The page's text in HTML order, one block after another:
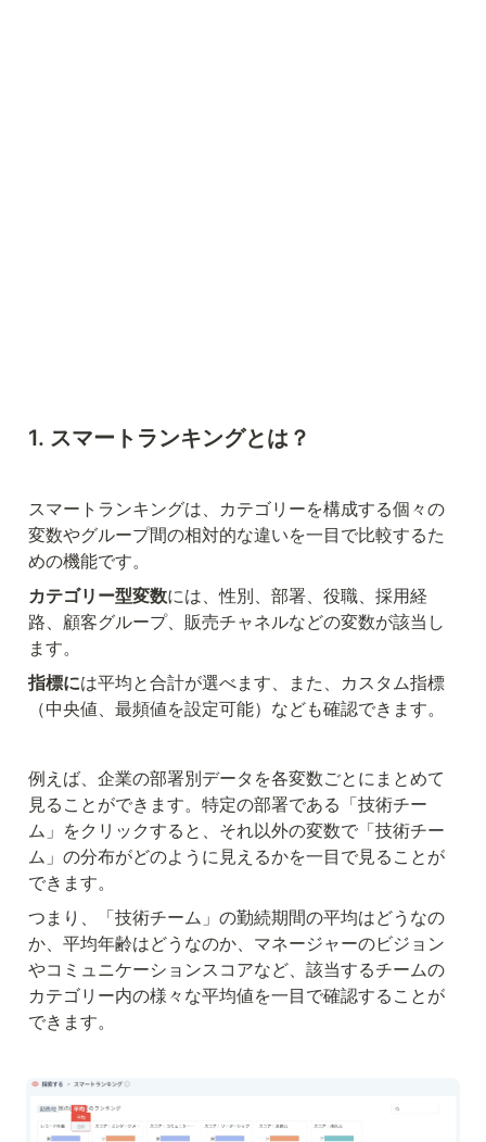
1. スマートランキングとは？
スマートランキングは、カテゴリーを構成する個々の
変数やグループ間の相対的な違いを一目で比較するた
めの機能です。
カテゴリー型変数には、性別、部署、役職、採用経
路、顧客グループ、販売チャネルなどの変数が該当し
ます。
指標には平均と合計が選べます、また、カスタム指標
（中央値、最頻値を設定可能）なども確認できます。
例えば、企業の部署別データを各変数ごとにまとめて
見ることができます。特定の部署である「技術チー
ム」をクリックすると、それ以外の変数で「技術チー
ム」の分布がどのように見えるかを一目で見ることが
できます。
つまり、「技術チーム」の勤続期間の平均はどうなの
か、平均年齢はどうなのか、マネージャーのビジョン
やコミュニケーションスコアなど、該当するチームの
カテゴリー内の様々な平均値を一目で確認することが
できます。